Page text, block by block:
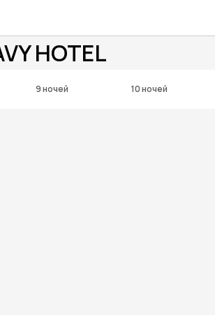
HOTEL
9 ночей 10 ночей